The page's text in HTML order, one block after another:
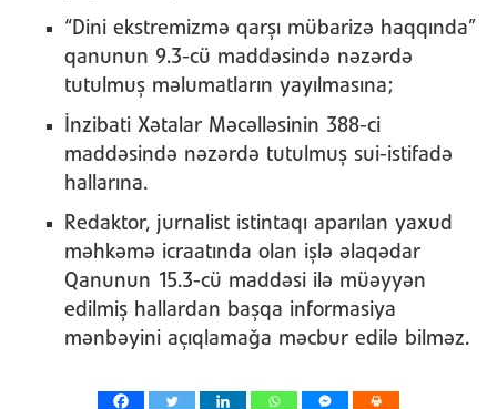
“Dini ekstremizmə qarşı mübarizə haqqında”
qanunun 9.3-cü maddəsində nəzərdə
tutulmuş məlumatların yayılmasına;
İnzibati Xətalar Məcəlləsinin 388-ci
maddəsində nəzərdə tutulmuş sui-istifadə
hallarına.
Redaktor, jurnalist istintaqı aparılan yaxud
məhkəmə icraatında olan işlə əlaqədar
Qanunun 15.3-cü maddəsi ilə müəyyən
edilmiş hallardan başqa informasiya
mənbəyini açıqlamağa məcbur edilə bilməz.